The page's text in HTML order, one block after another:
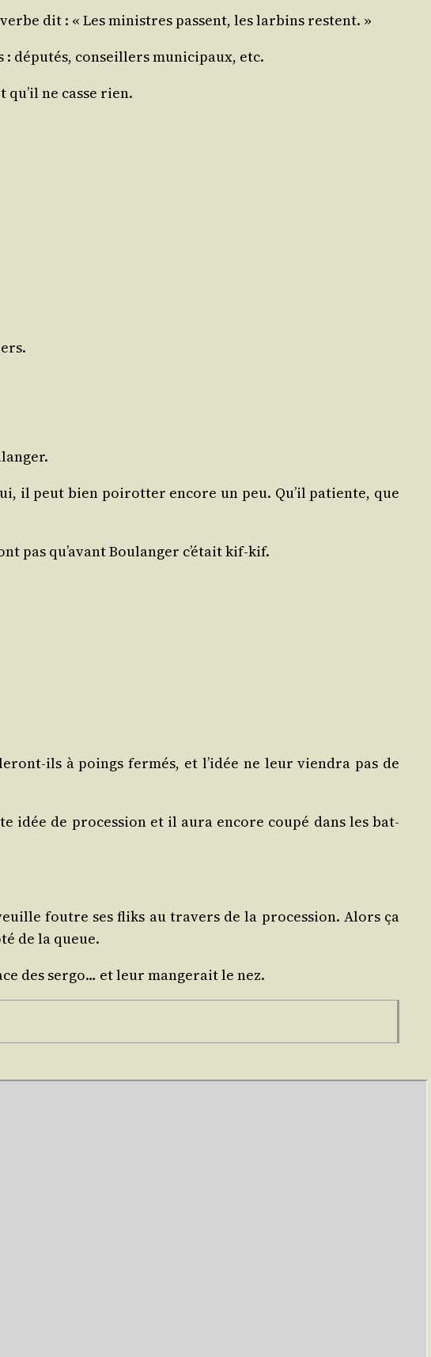
dit : « Les ministres passent, les lar­bins restent. »
: dépu­tés, conseillers muni­ci­paux, etc.
ne casse rien.
il peut bien poi­rot­ter encore un peu. Qu’il patiente, que
pas qu’avant Bou­lan­ger c’était kif-kif.
ils à poings fer­més, et l’idée ne leur vien­dra pas de
idée de pro­ces­sion et il aura encore cou­pé dans les bat­
foutre ses fliks au tra­vers de la pro­ces­sion. Alors ça
de la queue.
des ser­go… et leur man­ge­rait le nez.